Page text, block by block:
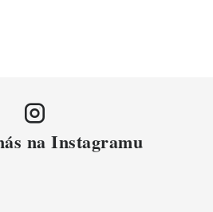
na Instagramu